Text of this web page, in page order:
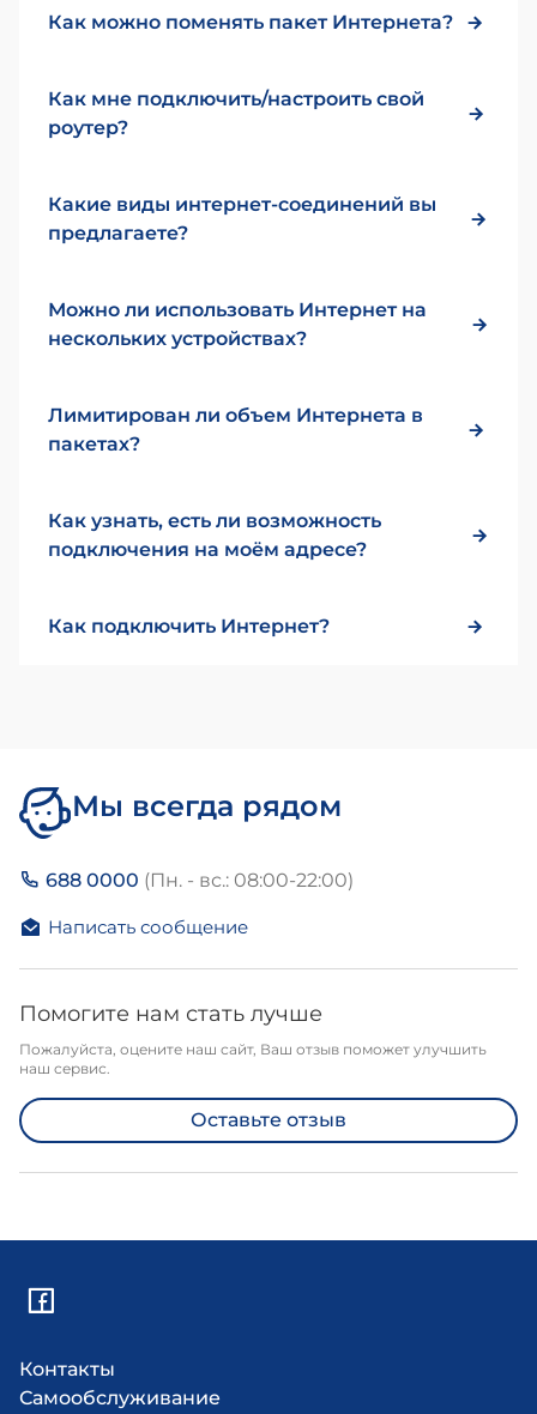
Как можно поменять пакет Интернета?
Как мне подключить/настроить свой
роутер?
Какие виды интернет-соединений вы
предлагаете?
Можно ли использовать Интернет на
нескольких устройствах?
Лимитирован ли объем Интернета в
пакетах?
Как узнать, есть ли возможность
подключения на моём адресе?
Как подключить Интернет?
Мы всегда рядом
688 0000 (Пн. - вс.: 08:00-22:00)
Написать сообщение
Помогите нам стать лучше
Пожалуйста, оцените наш сайт, Ваш отзыв поможет улучшить
наш сервис.
Оставьте отзыв
Контакты
Самообслуживание